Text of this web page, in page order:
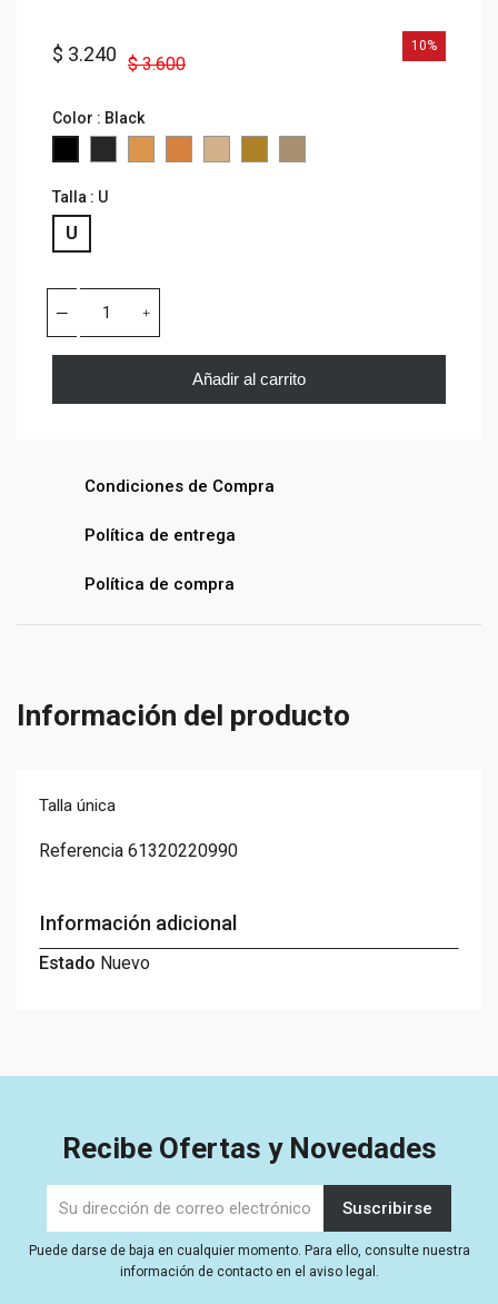
$ 3.240 $ 3.600
10%
Color : Black
Talla : U
U
Añadir al carrito
Condiciones de Compra
Política de entrega
Política de compra
Información del producto
Talla única
Referencia 61320220990
Información adicional
Estado Nuevo
Recibe Ofertas y Novedades
Puede darse de baja en cualquier momento. Para ello, consulte nuestra
información de contacto en el aviso legal.